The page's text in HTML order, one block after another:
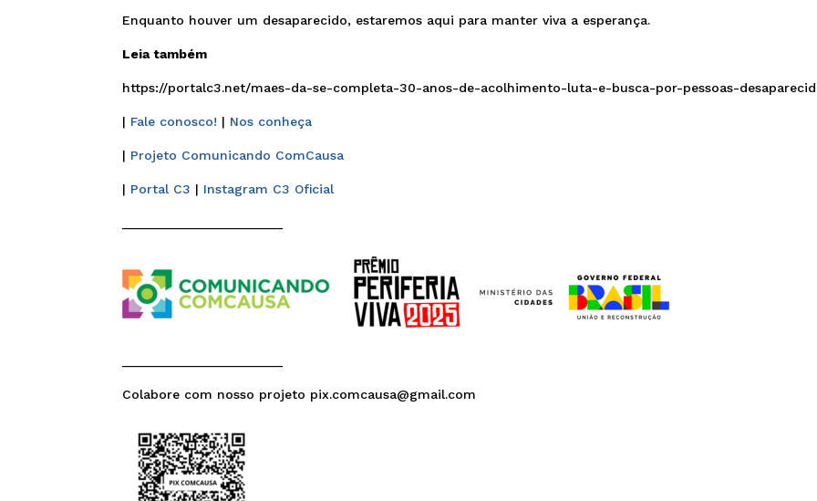
Enquanto houver um desaparecido, estaremos aqui para manter viva a esperança.
Leia também
https://portalc3.net/maes-da-se-completa-30-anos-de-acolhimento-luta-e-busca-por-pessoas-
| Fale conosco! | Nos conheça
| Projeto Comunicando ComCausa
| Portal C3 | Instagram C3 Oficial
Colabore com nosso projeto pix.comcausa@gmail.com